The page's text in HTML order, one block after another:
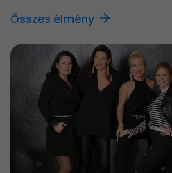
Összes élmény